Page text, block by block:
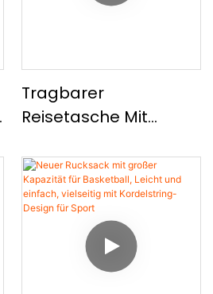
Tragbarer
Reisetasche Mit
Ungezwungener
Nylon-Stoff-
Umhängetasche,
Leichter Kurzstrecken-
Reise-Crossbody-